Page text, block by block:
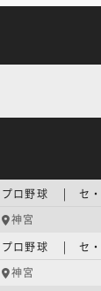
神宮
神宮